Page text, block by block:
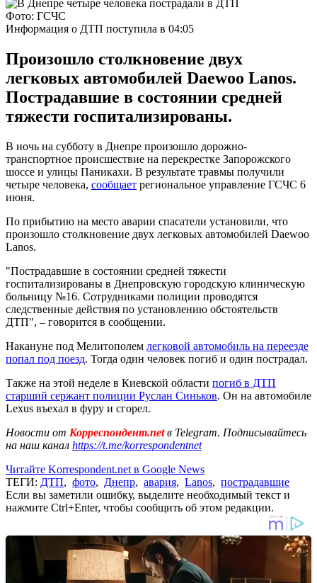
Фото: ГСЧС
Информация о ДТП поступила в 04:05
Произошло столкновение двух
легковых автомобилей Daewoo Lanos.
Пострадавшие в состоянии средней
тяжести госпитализированы.
В ночь на субботу в Днепре произошло дорожно-
транспортное происшествие на перекрестке Запорожского
шоссе и улицы Паникахи. В результате травмы получили
четыре человека, сообщает региональное управление ГСЧС 6
июня.
По прибытию на место аварии спасатели установили, что
произошло столкновение двух легковых автомобилей Daewoo
Lanos.
"Пострадавшие в состоянии средней тяжести
госпитализированы в Днепровскую городскую клиническую
больницу №16. Сотрудниками полиции проводятся
следственные действия по установлению обстоятельств
ДТП", – говорится в сообщении.
Накануне под Мелитополем легковой автомобиль на переезде
попал под поезд. Тогда один человек погиб и один пострадал.
Также на этой неделе в Киевской области погиб в ДТП
старший сержант полиции Руслан Синьков. Он на автомобиле
Lexus въехал в фуру и сгорел.
Новости от Корреспондент.netв Telegram. Подписывайтесь
на наш канал https://t.me/korrespondentnet
Читайте Korrespondent.net в Google News
ТЕГИ: ДТП, фото, Днепр, авария, Lanos, пострадавшие
Если вы заметили ошибку, выделите необходимый текст и
нажмите Ctrl+Enter, чтобы сообщить об этом редакции.